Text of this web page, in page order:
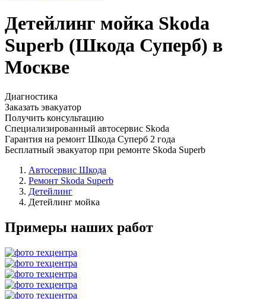
Детейлинг мойка Skoda
Superb (Шкода Суперб) в
Москве
Диагностика
Заказать эвакуатор
Получить консультацию
Специализированный автосервис Skoda
Гарантия на ремонт Шкода Суперб 2 года
Бесплатный эвакуатор при ремонте Skoda Superb
Автосервис Шкода
Ремонт Skoda Superb
Детейлинг
Детейлинг мойка
Примеры наших работ